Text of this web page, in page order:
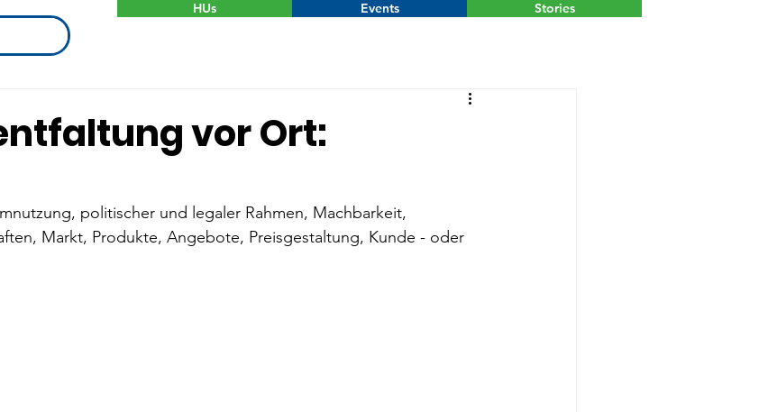
HUs Events Stories
vor Ort:
politischer und legaler Rahmen, Machbarkeit,
Markt, Produkte, Angebote, Preisgestaltung, Kunde - oder